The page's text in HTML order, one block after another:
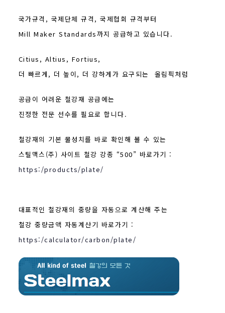
국가규격, 국제단체 규격, 국제협회 규격부터
Mill Maker Standards까지 공급하고 있습니다.
Citius, Altius, Fortius,
더 빠르게, 더 높이, 더 강하게가 요구되는 올림픽처럼
공급이 어려운 철강재 공급에는
진정한 전문 선수를 필요로 합니다.
철강재의 기본 물성치를 바로 확인해 볼 수 있는
스틸맥스(주) 사이트 철강 강종 “500” 바로가기 :
https:/products/plate/
대표적인 철강재의 중량을 자동으로 계산해 주는
철강 중량금액 자동계산기 바로가기 :
https:/calculator/carbon/plate/